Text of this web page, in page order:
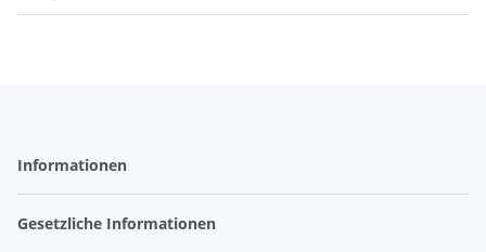
Informationen
Gesetzliche Informationen